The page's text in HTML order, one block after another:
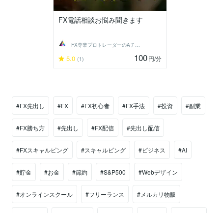
FX電話相談お悩み聞きます
FX専業プロトレーダーのAチーム
5.0 (1) 100円/分
#FX先出し #FX #FX初心者 #FX手法 #投資 #副業
#FX勝ち方 #先出し #FX配信 #先出し配信
#FXスキャルピング #スキャルピング #ビジネス #AI
#貯金 #お金 #節約 #S&P500 #Webデザイン
#オンラインスクール #フリーランス #メルカリ物販